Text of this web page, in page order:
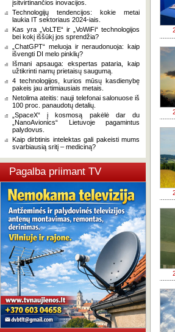
įsitvirtinančios inovacijos.
Technologijų tendencijos: kokie metai
laukia IT sektoriaus 2024-iais.
Kas yra „VoLTE“ ir „VoWiFi“ technologijos
bei kokį iššūkį jos sprendžia?
„ChatGPT“ meluoja ir neraudonuoja: kaip
išvengti DI melo pinklių?
Išmani apsauga: ekspertas pataria, kaip
užtikrinti namų prietaisų saugumą.
4 technologijos, kurios mūsų kasdienybę
pakeis jau artimiausiais metais.
Netolima ateitis: nauji telefonai salonuose iš
100 proc. panaudotų detalių.
„SpaceX“ į kosmosą pakėlė dar du
„NanoAvionics“ Lietuvoje pagamintus
palydovus.
Kaip dirbtinis intelektas gali pakeisti mums
svarbiausią sritį – mediciną?
Pagalba priimant TV